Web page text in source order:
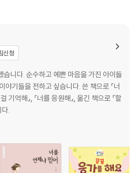
로 기억할 수 있도록 해 주세요.
성취감에서 오는 기쁨이 가득한 표정입니다.
리할 때에도 같은 종류의 장난감끼리 분류하
주변을 정돈하거나 장난감을 제자리에 두었
절한 보상을 해 주는 것이 필요합니다. 아이
아낌없이 칭찬해 주세요. 이는 아이에게 긍
정돈이 중요한 생활 습관임을 깨닫게 할 테
신청
습니다. 순수하고 예쁜 마음을 가진 아이들
야기들을 전하고 싶습니다. 쓴 책으로 『너
기억해』, 『너를 응원해』, 옮긴 책으로 『할
.